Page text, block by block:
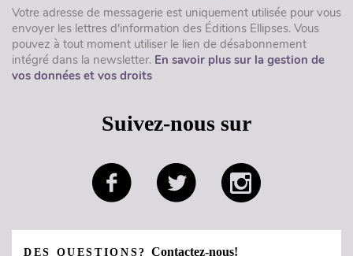
Votre adresse de messagerie est uniquement utilisée pour vous
envoyer les lettres d'information des Éditions Ellipses. Vous
pouvez à tout moment utiliser le lien de désabonnement
intégré dans la newsletter. En savoir plus sur la gestion de
vos données et vos droits
Suivez-nous sur
DES QUESTIONS?Contactez-nous!